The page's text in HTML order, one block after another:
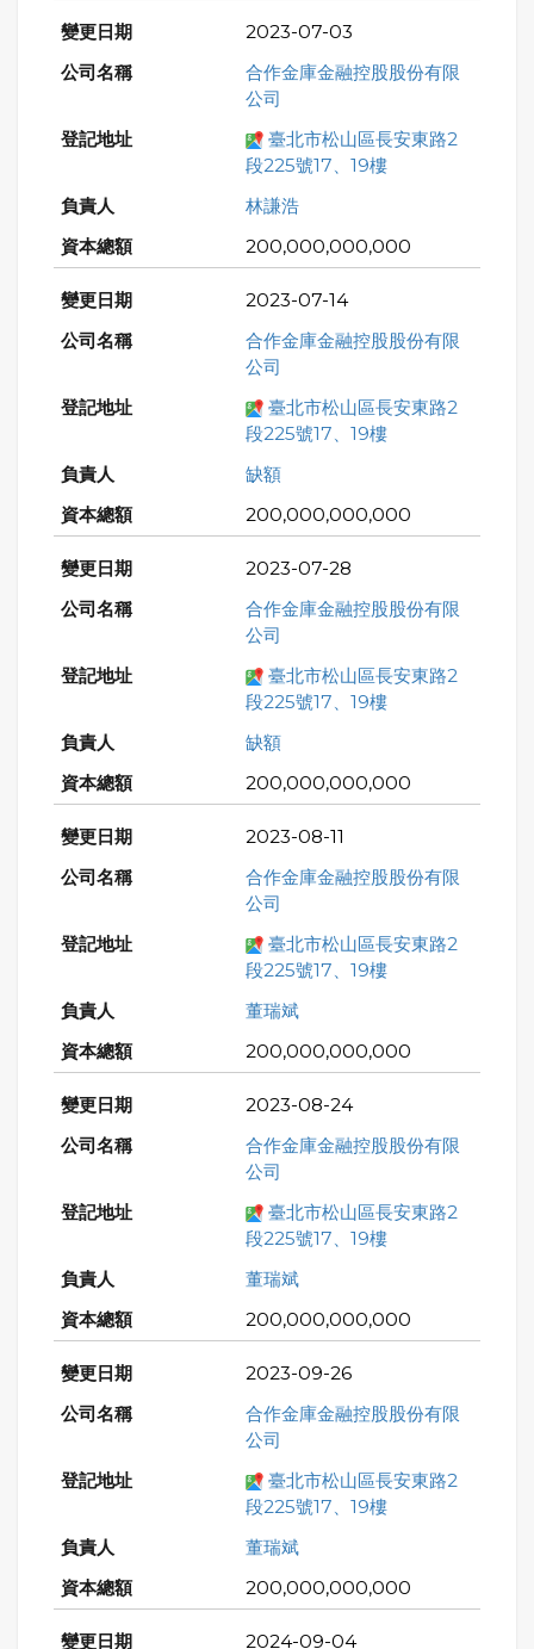
2023-07-03
合作金庫金融控股股份有限
公司
臺北市松山區長安東路2
段225號17、19樓
林謙浩
200,000,000,000
2023-07-14
合作金庫金融控股股份有限
公司
臺北市松山區長安東路2
段225號17、19樓
缺額
200,000,000,000
2023-07-28
合作金庫金融控股股份有限
公司
臺北市松山區長安東路2
段225號17、19樓
缺額
200,000,000,000
2023-08-11
合作金庫金融控股股份有限
公司
臺北市松山區長安東路2
段225號17、19樓
董瑞斌
200,000,000,000
2023-08-24
合作金庫金融控股股份有限
公司
臺北市松山區長安東路2
段225號17、19樓
董瑞斌
200,000,000,000
2023-09-26
合作金庫金融控股股份有限
公司
臺北市松山區長安東路2
段225號17、19樓
董瑞斌
200,000,000,000
2024-09-04